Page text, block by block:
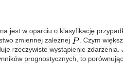
jest w oparciu o klasyfikację
zmiennej zależnej
. Czym
rzeczywiste wystąpienie zdarzenia.
prognostycznych, to